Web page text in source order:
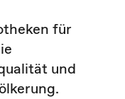
für
und